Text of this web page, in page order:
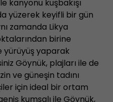
kanyonu kuşbakışı
yüzerek keyifli bir gün
zamanda Likya
birine
yürüyüş yaparak
Göynük, plajları ile de
ve güneşin tadını
için ideal bir ortam
kumsalı ile Göynük,